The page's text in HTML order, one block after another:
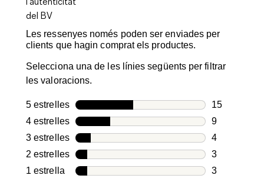
Les ressenyes només poden ser enviades per
clients que hagin comprat els productes.
Selecciona una de les línies següents per filtrar
les valoracions.
5 estrellesestrelles
15
15
4 estrellesestrelles
9
9
3 estrellesestrelles
4
4
2 estrellesestrelles
3
3
1 estrellaestrelles
3